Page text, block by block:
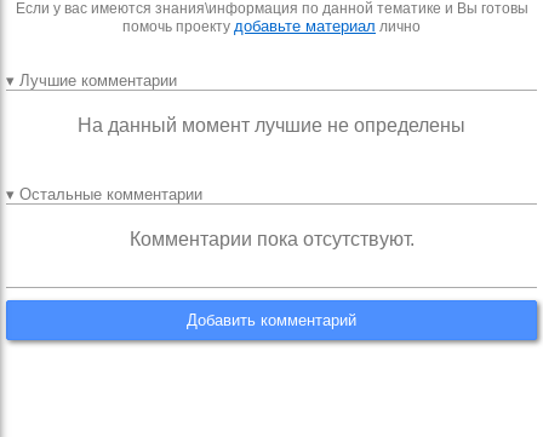
Если у вас имеются знания\информация по данной тематике и Вы готовы
помочь проекту добавьте материал лично
▾ Лучшие комментарии
На данный момент лучшие не определены
▾ Остальные комментарии
Комментарии пока отсутствуют.
Добавить комментарий